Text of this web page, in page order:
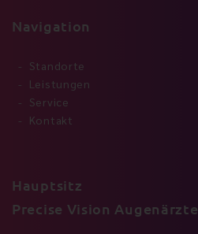
Navigation
Standorte
Leistungen
Service
Kontakt
Hauptsitz
Precise Vision Augenärzte